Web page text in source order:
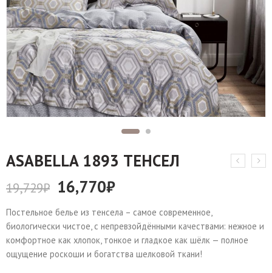
АSABELLA 1893 ТЕНСЕЛ
19,729₽ 16,770₽
Постельное белье из тенсела – самое современное,
биологически чистое, с непревзойдёнными качествами: нежное и
комфортное как хлопок, тонкое и гладкое как шёлк — полное
ощущение роскоши и богатства шелковой ткани!